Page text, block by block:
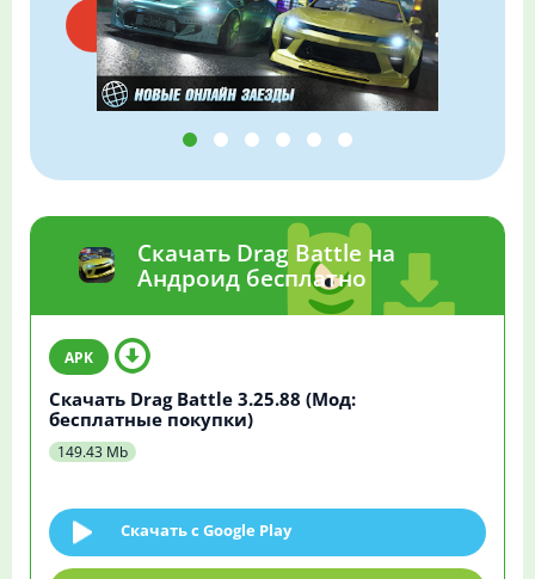
Скачать Drag Battle на
Андроид бесплатно
Скачать Drag Battle 3.25.88 (Мод:
бесплатные покупки)
149.43 Mb
Скачать c Google Play